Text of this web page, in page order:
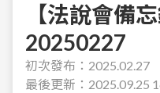
【法說會備
20250227
初次發布： 2025.02.27
最後更新： 2025.09.25